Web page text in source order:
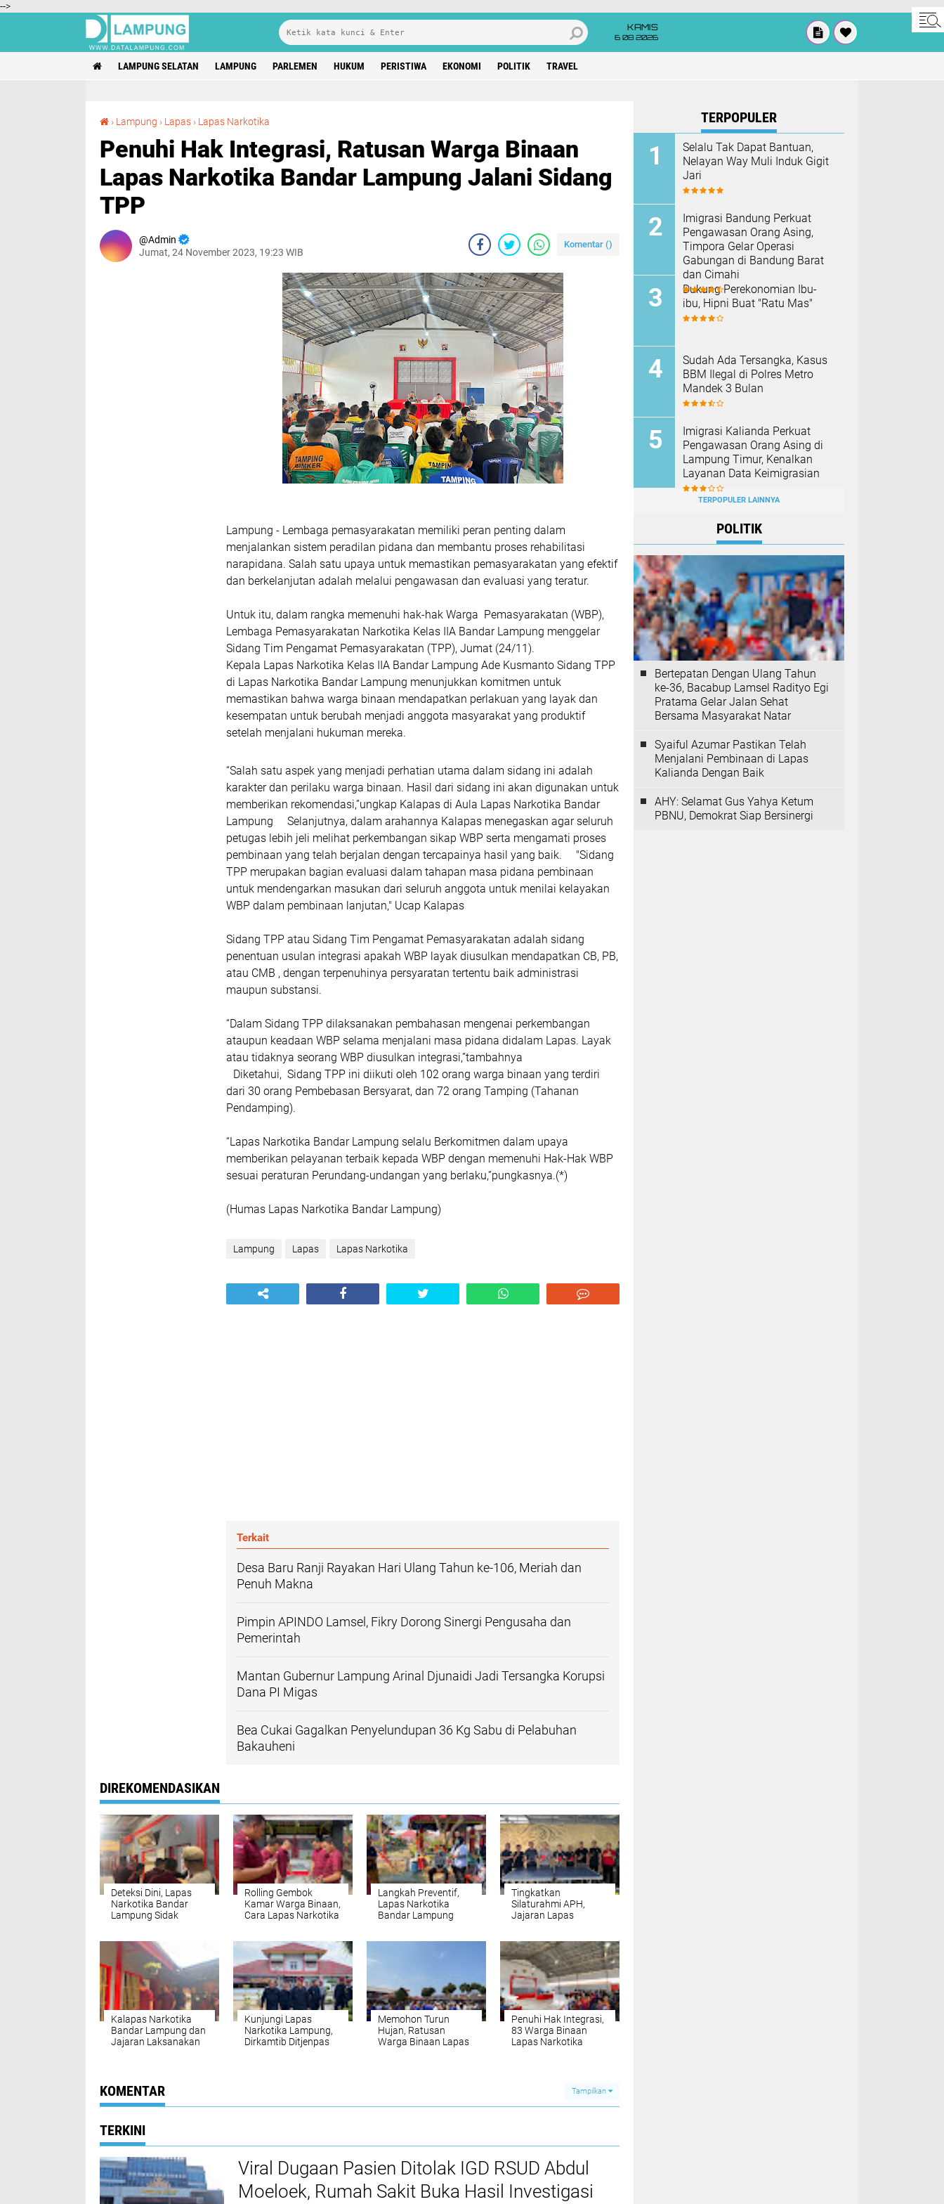
-->
KAMIS
6 08 2026
LAMPUNG SELATAN LAMPUNG PARLEMEN HUKUM PERISTIWA EKONOMI POLITIK TRAVEL
› Lampung › Lapas › Lapas Narkotika
Penuhi Hak Integrasi, Ratusan Warga Binaan
Lapas Narkotika Bandar Lampung Jalani Sidang
TPP
Admin
Jumat, 24 November 2023, 19:23 WIB
Komentar ()
Lampung - Lembaga pemasyarakatan memiliki peran penting dalam
menjalankan sistem peradilan pidana dan membantu proses rehabilitasi
narapidana. Salah satu upaya untuk memastikan pemasyarakatan yang efektif
dan berkelanjutan adalah melalui pengawasan dan evaluasi yang teratur.
Untuk itu, dalam rangka memenuhi hak-hak Warga Pemasyarakatan (WBP),
Lembaga Pemasyarakatan Narkotika Kelas IIA Bandar Lampung menggelar
Sidang Tim Pengamat Pemasyarakatan (TPP), Jumat (24/11).
Kepala Lapas Narkotika Kelas IIA Bandar Lampung Ade Kusmanto Sidang TPP
di Lapas Narkotika Bandar Lampung menunjukkan komitmen untuk
memastikan bahwa warga binaan mendapatkan perlakuan yang layak dan
kesempatan untuk berubah menjadi anggota masyarakat yang produktif
setelah menjalani hukuman mereka.
“Salah satu aspek yang menjadi perhatian utama dalam sidang ini adalah
karakter dan perilaku warga binaan. Hasil dari sidang ini akan digunakan untuk
memberikan rekomendasi,”ungkap Kalapas di Aula Lapas Narkotika Bandar
Lampung Selanjutnya, dalam arahannya Kalapas menegaskan agar seluruh
petugas lebih jeli melihat perkembangan sikap WBP serta mengamati proses
pembinaan yang telah berjalan dengan tercapainya hasil yang baik. "Sidang
TPP merupakan bagian evaluasi dalam tahapan masa pidana pembinaan
untuk mendengarkan masukan dari seluruh anggota untuk menilai kelayakan
WBP dalam pembinaan lanjutan," Ucap Kalapas
Sidang TPP atau Sidang Tim Pengamat Pemasyarakatan adalah sidang
penentuan usulan integrasi apakah WBP layak diusulkan mendapatkan CB, PB,
atau CMB , dengan terpenuhinya persyaratan tertentu baik administrasi
maupun substansi.
“Dalam Sidang TPP dilaksanakan pembahasan mengenai perkembangan
ataupun keadaan WBP selama menjalani masa pidana didalam Lapas. Layak
atau tidaknya seorang WBP diusulkan integrasi,”tambahnya
Diketahui, Sidang TPP ini diikuti oleh 102 orang warga binaan yang terdiri
dari 30 orang Pembebasan Bersyarat, dan 72 orang Tamping (Tahanan
Pendamping).
“Lapas Narkotika Bandar Lampung selalu Berkomitmen dalam upaya
memberikan pelayanan terbaik kepada WBP dengan memenuhi Hak-Hak WBP
sesuai peraturan Perundang-undangan yang berlaku,”pungkasnya.(*)
(Humas Lapas Narkotika Bandar Lampung)
Lampung Lapas Lapas Narkotika
Terkait
Desa Baru Ranji Rayakan Hari Ulang Tahun ke-106, Meriah dan
Penuh Makna
Pimpin APINDO Lamsel, Fikry Dorong Sinergi Pengusaha dan
Pemerintah
Mantan Gubernur Lampung Arinal Djunaidi Jadi Tersangka Korupsi
Dana PI Migas
Bea Cukai Gagalkan Penyelundupan 36 Kg Sabu di Pelabuhan
Bakauheni
DIREKOMENDASIKAN
Deteksi Dini, Lapas
Narkotika Bandar
Lampung Sidak
Rolling Gembok
Kamar Warga Binaan,
Cara Lapas Narkotika
Gangguan Keamanan
Langkah Preventif,
Lapas Narkotika
Bandar Lampung
Tingkatkan
Silaturahmi APH,
Jajaran Lapas
Tenis Meja Bersama
BNNP
Kalapas Narkotika
Bandar Lampung dan
Jajaran Laksanakan
Pentingnya Jaga
Kesehatan kepada
WBP
Kunjungi Lapas
Narkotika Lampung,
Dirkamtib Ditjenpas
Memohon Turun
Hujan, Ratusan
Warga Binaan Lapas
Penuhi Hak Integrasi,
83 Warga Binaan
Lapas Narkotika
KOMENTAR Tampilkan
TERKINI
Viral Dugaan Pasien Ditolak IGD RSUD Abdul
Moeloek, Rumah Sakit Buka Hasil Investigasi
TERPOPULER
Selalu Tak Dapat Bantuan,
Nelayan Way Muli Induk Gigit
Jari
Imigrasi Bandung Perkuat
Pengawasan Orang Asing,
Timpora Gelar Operasi
Gabungan di Bandung Barat
dan Cimahi
Dukung Perekonomian Ibu-
ibu, Hipni Buat "Ratu Mas"
Sudah Ada Tersangka, Kasus
BBM Ilegal di Polres Metro
Mandek 3 Bulan
Imigrasi Kalianda Perkuat
Pengawasan Orang Asing di
Lampung Timur, Kenalkan
Layanan Data Keimigrasian
TERPOPULER LAINNYA
POLITIK
Bertepatan Dengan Ulang Tahun
ke-36, Bacabup Lamsel Radityo Egi
Pratama Gelar Jalan Sehat
Bersama Masyarakat Natar
Syaiful Azumar Pastikan Telah
Menjalani Pembinaan di Lapas
Kalianda Dengan Baik
AHY: Selamat Gus Yahya Ketum
PBNU, Demokrat Siap Bersinergi